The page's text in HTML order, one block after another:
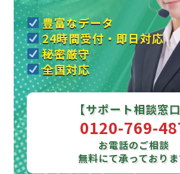
豊富なデータ
24時間受付・即日対応
秘密厳守
全国対応
【サポート相談窓口
0120-769-
お電話のご相談
無料にて承っており